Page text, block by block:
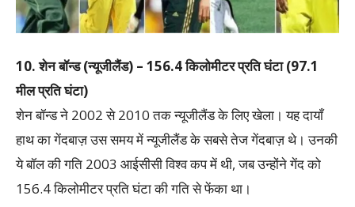
10. शेन बॉन्ड (न्यूजीलैंड) – 156.4 किलोमीटर प्रति घंटा (97.1
मील प्रति घंटा)
शेन बॉन्ड ने 2002 से 2010 तक न्यूजीलैंड के लिए खेला। यह दायाँ
हाथ का गेंदबाज़ उस समय में न्यूजीलैंड के सबसे तेज गेंदबाज़ थे। उनकी
ये बॉल की गति 2003 आईसीसी विश्व कप में थी, जब उन्होंने गेंद को
156.4 किलोमीटर प्रति घंटा की गति से फेंका था।